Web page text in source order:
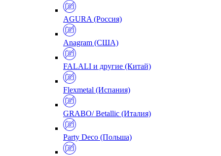
AGURA (Россия)
Anagram (США)
FALALI и другие (Китай)
Flexmetal (Испания)
GRABO/ Betallic (Италия)
Party Deco (Польша)